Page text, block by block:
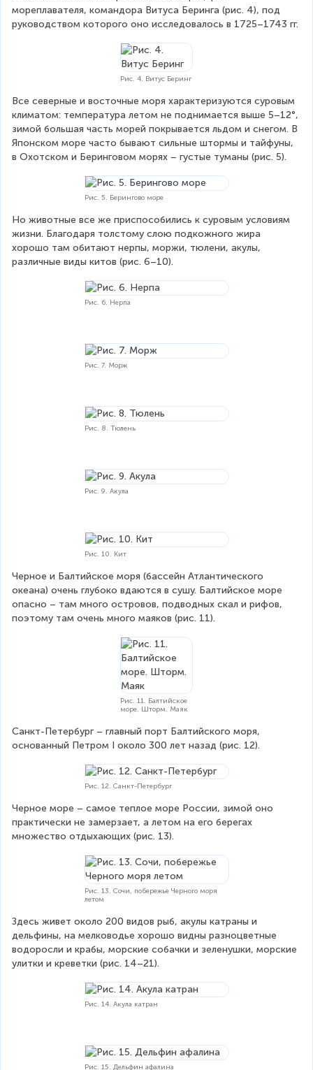
мореплавателя, командора Витуса Беринга (рис. 4), под
руководством которого оно исследовалось в 1725–1743 гг.
Рис. 4. Витус Беринг
Все северные и восточные моря характеризуются суровым
климатом: температура летом не поднимается выше 5–12°,
зимой большая часть морей покрывается льдом и снегом. В
Японском море часто бывают сильные штормы и тайфуны,
в Охотском и Беринговом морях – густые туманы (рис. 5).
Рис. 5. Берингово море
Но животные все же приспособились к суровым условиям
жизни. Благодаря толстому слою подкожного жира
хорошо там обитают нерпы, моржи, тюлени, акулы,
различные виды китов (рис. 6–10).
Рис. 6. Нерпа
Рис. 7. Морж
Рис. 8. Тюлень
Рис. 9. Акула
Рис. 10. Кит
Черное и Балтийское моря (бассейн Атлантического
океана) очень глубоко вдаются в сушу. Балтийское море
опасно – там много островов, подводных скал и рифов,
поэтому там очень много маяков (рис. 11).
Рис. 11. Балтийское
море. Шторм. Маяк
Санкт-Петербург – главный порт Балтийского моря,
основанный Петром І около 300 лет назад (рис. 12).
Рис. 12. Санкт-Петербург
Черное море – самое теплое море России, зимой оно
практически не замерзает, а летом на его берегах
множество отдыхающих (рис. 13).
Рис. 13. Сочи, побережье Черного моря
летом
Здесь живет около 200 видов рыб, акулы катраны и
дельфины, на мелководье хорошо видны разноцветные
водоросли и крабы, морские собачки и зеленушки, морские
улитки и креветки (рис. 14–21).
Рис. 14. Акула катран
Рис. 15. Дельфин афалина